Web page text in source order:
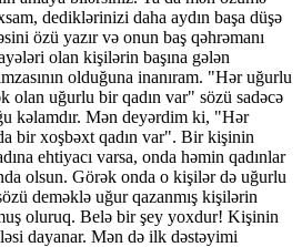
dediklərinizi daha aydın başa düşə
özü yazır və onun baş qəhrəmanı
olan kişilərin başına gələn
olduğuna inanıram. "Hər uğurlu
olan uğurlu bir qadın var" sözü sadəcə
kəlamdır. Mən deyərdim ki, "Hər
bir xoşbəxt qadın var". Bir kişinin
ehtiyacı varsa, onda həmin qadınlar
olsun. Görək onda o kişilər də uğurlu
deməklə uğur qazanmış kişilərin
oluruq. Belə bir şey yoxdur! Kişinin
dayanar. Mən də ilk dəstəyimi